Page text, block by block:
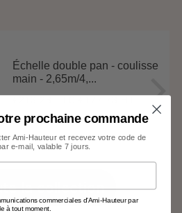
Échelle double pan - coulisse
main - 2,65m/4,...
régulier
la collection
prochaine commande
Ami-Hauteur et recevez votre code de
e-mail, valable 7 jours.
commerciales d'Ami-Hauteur par
à tout moment.